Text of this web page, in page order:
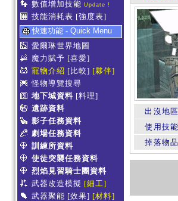
數值增加技能 Update !
技能消耗表 [強度表]
快速功能 - Quick Menu
愛爾琳世界地圖
魔力賦予 [喜愛]
寵物介紹 [比較] [夥伴]
怪物導覽搜尋
地下城資料 [料理]
遺跡資料
影子任務資料
劇場任務資料
訓練所資料
使徒突襲任務資料
烈焰見習騎士團資料
武器改造模擬 [細工]
武器聚能 [效果] [材料]
出沒地區
使用技能
掉落物品